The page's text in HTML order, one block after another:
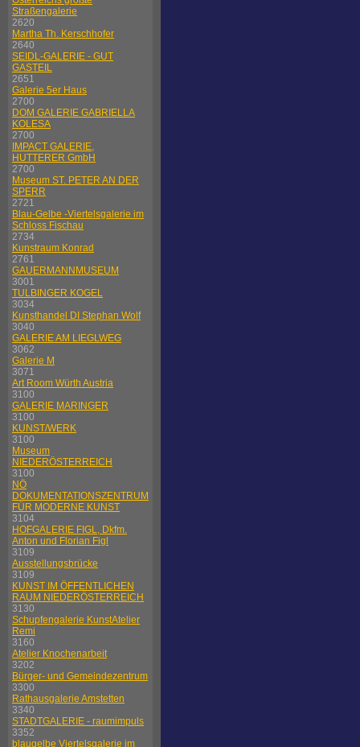
Straßengalerie
2620
Martha Th. Kerschhofer
2640
SEIDL-GALERIE - GUT
GASTEIL
2651
Galerie 5er Haus
2700
DOM GALERIE GABRIELLA
KOLESA
2700
IMPACT GALERIE,
HUTTERER GmbH
2700
Museum ST. PETER AN DER
SPERR
2721
Blau-Gelbe -Viertelsgalerie im
Schloss Fischau
2734
Kunstraum Konrad
2761
GAUERMANNMUSEUM
3001
TULBINGER KOGEL
3034
Kunsthandel DI Stephan Wolf
3040
GALERIE AM LIEGLWEG
3062
Galerie M
3071
Art Room Würth Austria
3100
GALERIE MARINGER
3100
KUNST/WERK
3100
Museum
NIEDERÖSTERREICH
3100
NÖ
DOKUMENTATIONSZENTRUM
FÜR MODERNE KUNST
3104
HOFGALERIE FIGL, Dkfm.
Anton und Florian Figl
3109
Ausstellungsbrücke
3109
KUNST IM ÖFFENTLICHEN
RAUM NIEDERÖSTERREICH
3130
Schupfengalerie KunstAtelier
Remi
3160
Atelier Knochenarbeit
3202
Bürger- und Gemeindezentrum
3300
Rathausgalerie Amstetten
3340
STADTGALERIE - raumimpuls
3352
blaugelbe Viertelsgalerie im